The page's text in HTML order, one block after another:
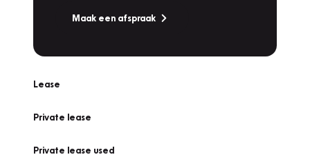
Maak een afspraak
Lease
Private lease
Private lease used